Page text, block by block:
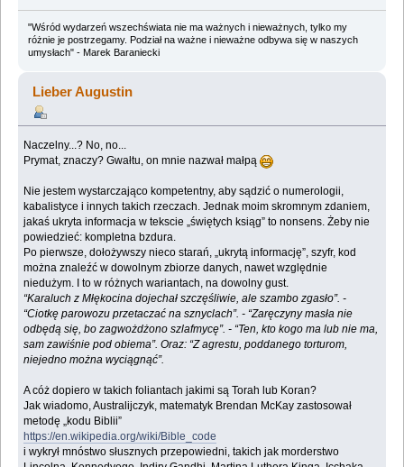
"Wśród wydarzeń wszechświata nie ma ważnych i nieważnych, tylko my
różnie je postrzegamy. Podział na ważne i nieważne odbywa się w naszych
umysłach" - Marek Baraniecki
Lieber Augustin
Naczelny...? No, no...
Prymat, znaczy? Gwałtu, on mnie nazwał małpą
Nie jestem wystarczająco kompetentny, aby sądzić o numerologii,
kabalistyce i innych takich rzeczach. Jednak moim skromnym zdaniem,
jakaś ukryta informacja w tekscie „świętych ksiąg” to nonsens. Żeby nie
powiedzieć: kompletna bzdura.
Po pierwsze, dołożywszy nieco starań, „ukrytą informację”, szyfr, kod
można znaleźć w dowolnym zbiorze danych, nawet względnie
niedużym. I to w różnych wariantach, na dowolny gust.
“Karaluch z Młękocina dojechał szczęśliwie, ale szambo zgasło”. -
“Ciotkę parowozu przetaczać na sznyclach”. - “Zaręczyny masła nie
odbędą się, bo zagwożdżono szlafmycę”. - “Ten, kto kogo ma lub nie ma,
sam zawiśnie pod obiema”. Oraz: “Z agrestu, poddanego torturom,
niejedno można wyciągnąć”.
A cóż dopiero w takich foliantach jakimi są Torah lub Koran?
Jak wiadomo, Australijczyk, matematyk Brendan McKay zastosował
metodę „kodu Biblii”
https://en.wikipedia.org/wiki/Bible_code
i wykrył mnóstwo słusznych przepowiedni, takich jak morderstwo